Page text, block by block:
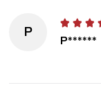
P
P******